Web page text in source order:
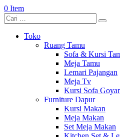
0 Item
Toko
Ruang Tamu
Sofa & Kursi
Meja Tamu
Lemari Pajangan
Meja Tv
Kursi Sofa
Furniture Dapur
Kursi Makan
Meja Makan
Set Meja Makan